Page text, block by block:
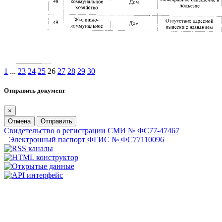
1 ... 23 24 25 26 27 28 29 30
Отправить документ
×
Отмена
Отправить
Свидетельство о регистрации СМИ № ФС77-47467
Электронный паспорт ФГИС № ФС77110096